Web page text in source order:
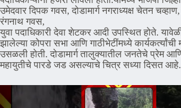
उमेदवार दिपक गवस, दोडामार्ग नगराध्यक्ष चेतन
रंगनाथ गवस,
युवा पदाधिकारी देवा शेटकर आदी उपस्थित होते. यावेळी
झालेल्या कोपरा सभा आणि गाठीभेटींमध्ये कार्यकर्त्यांची
उसळली होती. दोडामार्ग तालुक्यातील जनतेचे प्रेम आणि
महायुतीचे पारडे जड असल्याचे चित्र सध्या दिसत आहे.